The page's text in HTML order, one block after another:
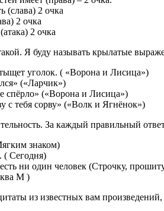
(слава) 2 очка
2 очка
2 очка
Я буду называть крылатые
уголок. ( «Ворона и Лисица»)
(«Ларчик»)
спёрло» («Ворона и Лисица»)
с тебя сорву» («Волк и Ягнёнок»)
За каждый правильный
знаком)
( Сегодня)
ни один человек (Строчку,
М )
из известных вам